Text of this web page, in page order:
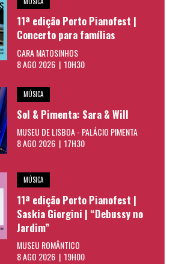
11ª edição Porto Pianofest |
Concerto para famílias
CARA MATOSINHOS
8 AGO 2026 | 10H30
MÚSICA
Sol & Pimenta: Sara & Will
MUSEU DE LISBOA - PALÁCIO PIMENTA
8 AGO 2026 | 17H30
MÚSICA
11ª edição Porto Pianofest |
Saskia Giorgini | “Debussy no
Jardim”
MUSEU ROMÂNTICO
8 AGO 2026 | 19H00